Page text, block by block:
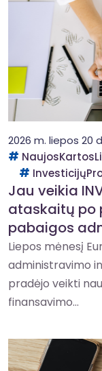
2026 m. liepos 20
Jau veikia
ataskaitų po
pabaigos
Liepos mėnesį
administravimo
pradėjo veikti
finansavimo...